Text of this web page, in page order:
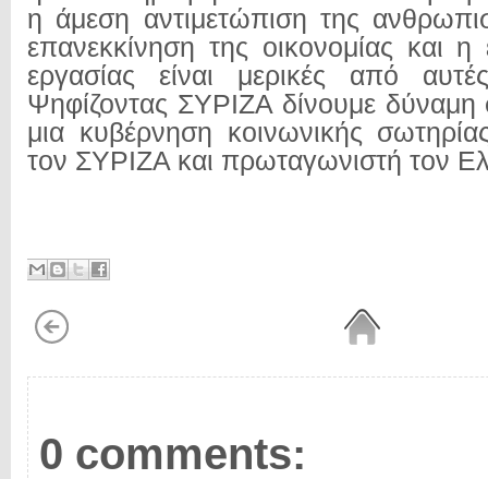
η άμεση αντιμετώπιση της
επανεκκίνηση της οικονομίας και
εργασίας είναι μερικές από
Ψηφίζοντας ΣΥΡΙΖΑ δίνουμε δύναμη
μια κυβέρνηση κοινωνικής
τον ΣΥΡΙΖΑ και πρωταγωνιστή τον
0 comments: